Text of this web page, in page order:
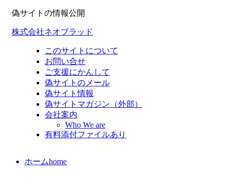
偽サイトの情報公開
株式会社ネオブラッド
このサイトについて
お問い合せ
ご支援にかんして
偽サイトのメール
偽サイト情報
偽サイトマガジン（外部）
会社案内
Who We are
有料添付ファイルあり
ホームhome